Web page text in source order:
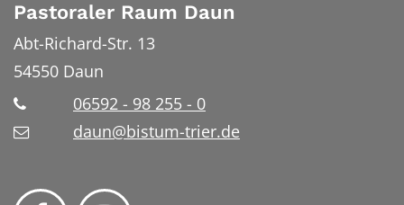
Pastoraler Raum Daun
Abt-Richard-Str. 13
54550 Daun
06592 - 98 255 - 0
daun@bistum-trier.de